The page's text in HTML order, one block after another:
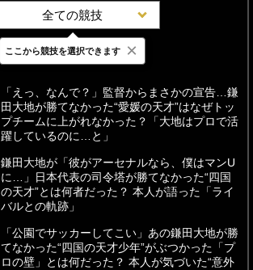
全ての競技
最新 24時間 週間
「えっ、なんで？」監督からまさかの宣告…鎌
田大地が勝てなかった“愛媛の天才”はなぜトッ
プチームに上がれなかった？「大地はプロで活
躍しているのに…と」
鎌田大地が「彼がアーセナルなら、僕はマンU
に…」日本代表の司令塔が勝てなかった“四国
の天才”とは何者だった？ 本人が語った「ライ
バルとの軌跡」
「公園でサッカーしてこい」あの鎌田大地が勝
てなかった“四国の天才少年”がぶつかった「プ
ロの壁」とは何だった？ 本人が気づいた“意外
ここから競技を選択できます ×